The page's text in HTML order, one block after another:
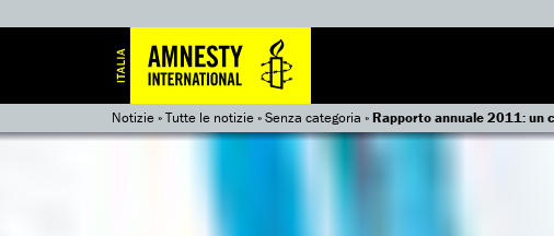
Notizie»Tutte le notizie»Senza categoria »Rapporto annuale 2011: un